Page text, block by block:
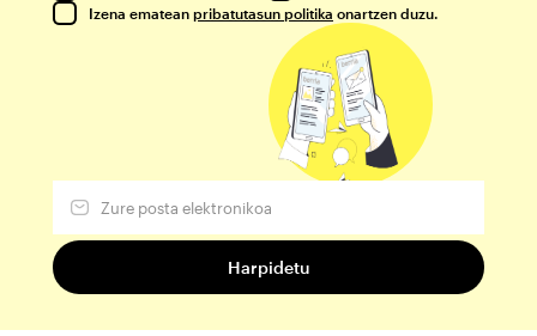
Izena ematean pribatutasun politika onartzen duzu.